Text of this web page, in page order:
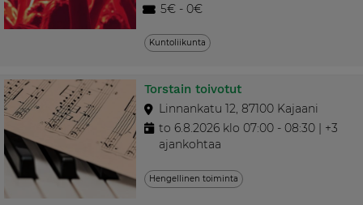
5€ - 0€
Kuntoliikunta
Torstain toivotut
Linnankatu 12, 87100 Kajaani
to 6.8.2026 klo 07:00 - 08:30 | +3
ajankohtaa
Hengellinen toiminta